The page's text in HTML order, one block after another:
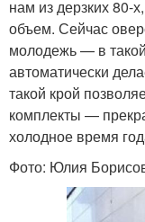
нам из дерзких 80-
объем. Сейчас
молодежь — в
автоматически
такой крой
комплекты —
холодное время
Фото: Юлия